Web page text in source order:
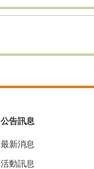
公告訊息
最新消息
活動訊息